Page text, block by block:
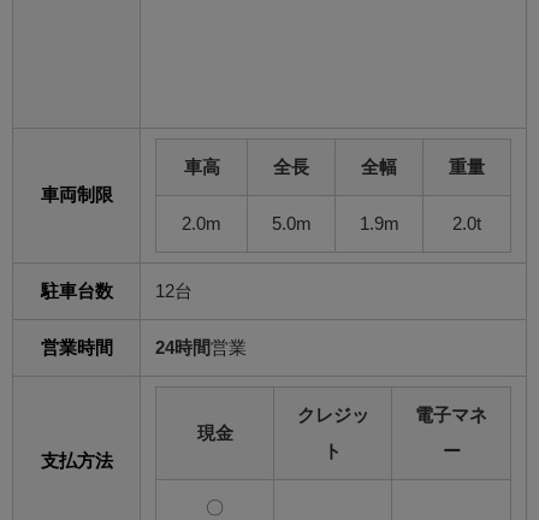
車両制限
車高 全長 全幅 重量
2.0m 5.0m 1.9m 2.0t
駐車台数 12台
営業時間 24時間営業
支払方法
現金
クレジッ
ト
電子マネ
ー
〇